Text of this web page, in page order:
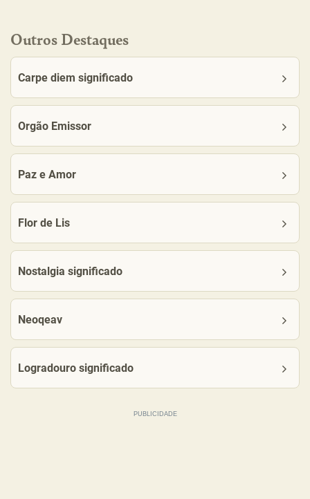
Outros Destaques
Carpe diem significado
Orgão Emissor
Paz e Amor
Flor de Lis
Nostalgia significado
Neoqeav
Logradouro significado